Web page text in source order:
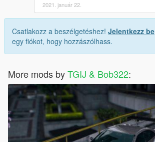
2021. január 22.
Csatlakozz a beszélgetéshez! Jelentkezz be
egy fiókot, hogy hozzászólhass.
More mods byTGIJ & Bob322: